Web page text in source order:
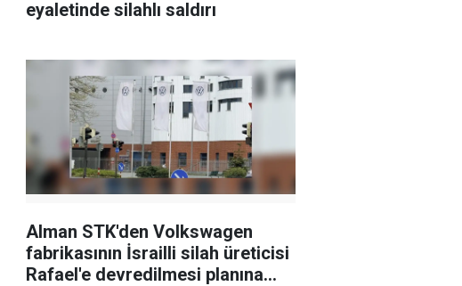
eyaletinde silahlı saldırı
Alman STK'den Volkswagen
fabrikasının İsrailli silah üreticisi
Rafael'e devredilmesi planına